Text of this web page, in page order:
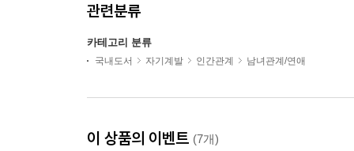
관련분류
카테고리 분류
국내도서 자기계발 인간관계 남녀관계/연애
이 상품의 이벤트 (7개)